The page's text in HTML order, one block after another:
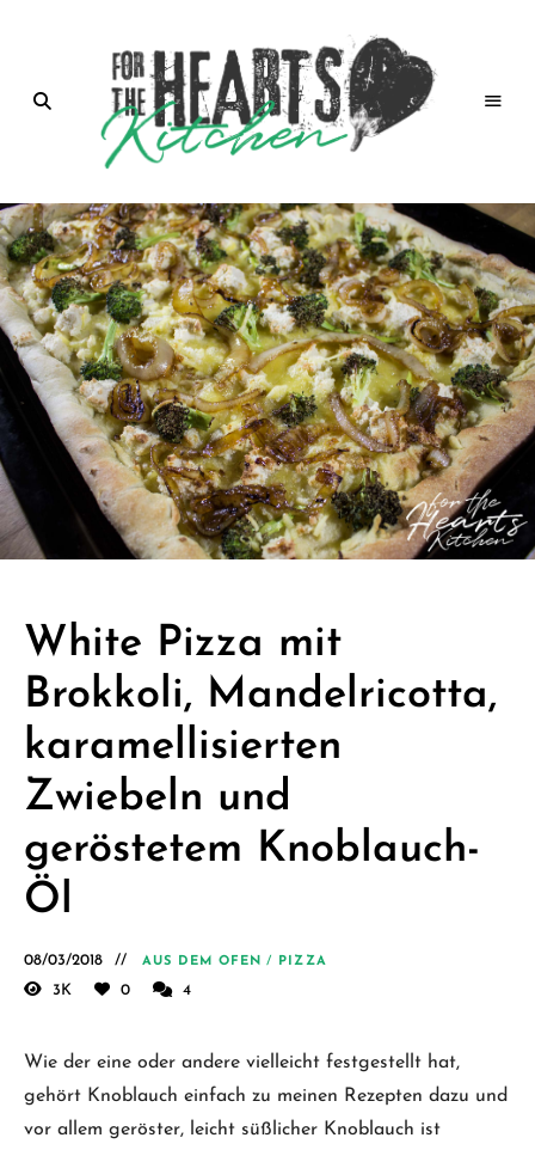
for the
Hearts
Kitchen |
die
Küche
mit Herz
von
Christian
Schäfer.
einfache
vegane
Rezepte
für jeden
Tag
White Pizza mit
Brokkoli, Mandelricotta,
karamellisierten
Zwiebeln und
geröstetem Knoblauch-
Öl
08/03/2018 AUS DEM OFEN / PIZZA
3K 0 4
Wie der eine oder andere vielleicht festgestellt hat,
gehört Knoblauch einfach zu meinen Rezepten dazu und
vor allem geröster, leicht süßlicher Knoblauch ist